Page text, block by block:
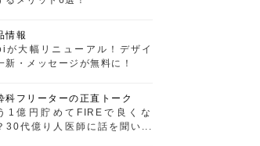
情報
が大幅リニューアル！デザイ
新・メッセージが無料に！
科フリーターの正直トーク
1億円貯めてFIREで良くな
30代億り人医師に話を聞いて